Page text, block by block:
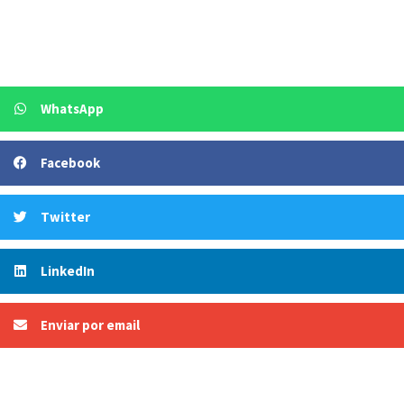
WhatsApp
Facebook
Twitter
LinkedIn
Enviar por email